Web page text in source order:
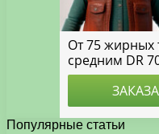
Популярные статьи